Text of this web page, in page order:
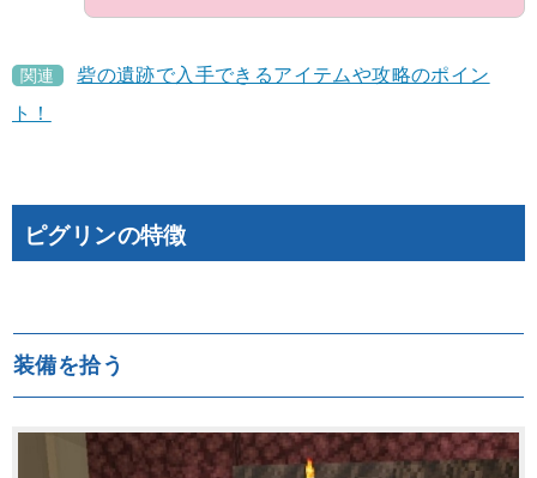
関連
砦の遺跡で入手できるアイテムや攻略のポイン
ト！
ピグリンの特徴
装備を拾う